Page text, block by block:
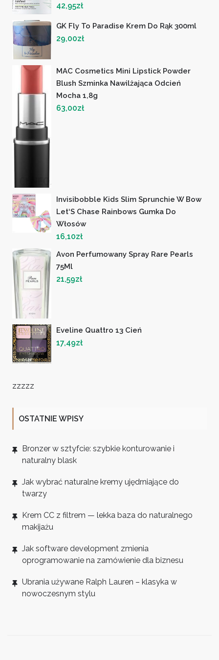
42,95zł
GK Fly To Paradise Krem Do Rąk 300ml
29,00zł
MAC Cosmetics Mini Lipstick Powder
Blush Szminka Nawilżająca Odcień
Mocha 1,8g
63,00zł
Invisibobble Kids Slim Sprunchie W Bow
Let‘S Chase Rainbows Gumka Do
Włosów
16,10zł
Avon Perfumowany Spray Rare Pearls
75Ml
21,59zł
Eveline Quattro 13 Cień
17,49zł
zzzzz
OSTATNIE WPISY
Bronzer w sztyfcie: szybkie konturowanie i
naturalny blask
Jak wybrać naturalne kremy ujędrniające do
twarzy
Krem CC z filtrem — lekka baza do naturalnego
makijażu
Jak software development zmienia
oprogramowanie na zamówienie dla biznesu
Ubrania używane Ralph Lauren – klasyka w
nowoczesnym stylu